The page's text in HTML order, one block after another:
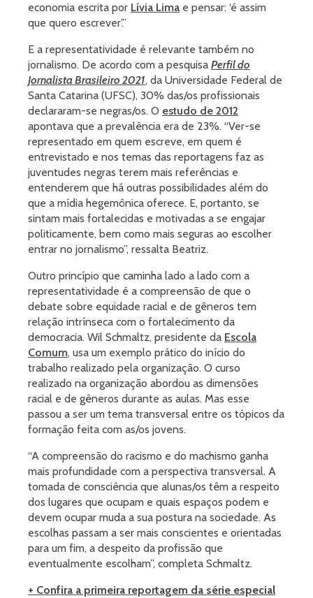
economia escrita por Lívia Lima e pensar: ‘é assim
que quero escrever’.”
E a representatividade é relevante também no
jornalismo. De acordo com a pesquisa Perfil do
Jornalista Brasileiro 2021, da Universidade Federal de
Santa Catarina (UFSC), 30% das/os profissionais
declararam-se negras/os. O estudo de 2012
apontava que a prevalência era de 23%. “Ver-se
representado em quem escreve, em quem é
entrevistado e nos temas das reportagens faz as
juventudes negras terem mais referências e
entenderem que há outras possibilidades além do
que a mídia hegemônica oferece. E, portanto, se
sintam mais fortalecidas e motivadas a se engajar
politicamente, bem como mais seguras ao escolher
entrar no jornalismo”, ressalta Beatriz.
Outro princípio que caminha lado a lado com a
representatividade é a compreensão de que o
debate sobre equidade racial e de gêneros tem
relação intrínseca com o fortalecimento da
democracia. Wil Schmaltz, presidente da Escola
Comum, usa um exemplo prático do início do
trabalho realizado pela organização. O curso
realizado na organização abordou as dimensões
racial e de gêneros durante as aulas. Mas esse
passou a ser um tema transversal entre os tópicos da
formação feita com as/os jovens.
“A compreensão do racismo e do machismo ganha
mais profundidade com a perspectiva transversal. A
tomada de consciência que alunas/os têm a respeito
dos lugares que ocupam e quais espaços podem e
devem ocupar muda a sua postura na sociedade. As
escolhas passam a ser mais conscientes e orientadas
para um fim, a despeito da profissão que
eventualmente escolham”, completa Schmaltz.
+ Confira a primeira reportagem da série especial